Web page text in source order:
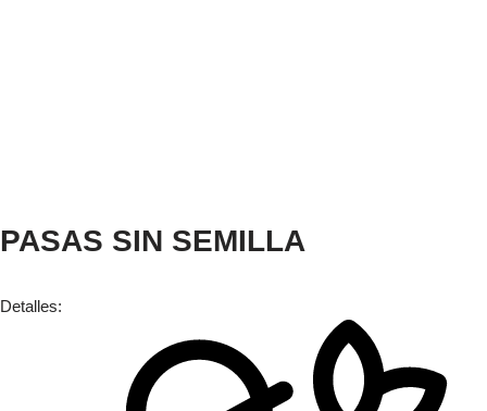
PASAS SIN SEMILLA
Detalles: